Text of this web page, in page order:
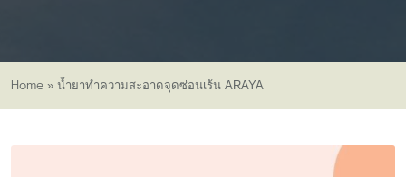
Home » น้ำยาทำความสะอาดจุดซ่อนเร้น ARAYA